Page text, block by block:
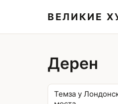
ВЕЛИКИЕ
Дерен
Темза у